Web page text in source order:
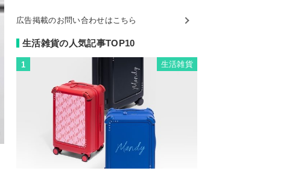
広告掲載のお問い合わせはこちら
生活雑貨の人気記事TOP10
1 生活雑貨